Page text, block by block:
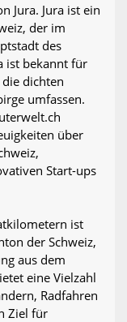
Jura. Jura ist ein
der im
des
ist bekannt für
dichten
umfassen.
über
Start-ups
ist
der Schweiz,
aus dem
eine Vielzahl
Radfahren
Ziel für